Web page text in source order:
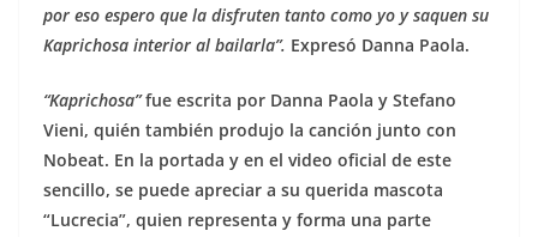
por eso espero que la disfruten tanto como yo y saquen su
Kaprichosa interior al bailarla”. Expresó Danna Paola.
“Kaprichosa”fue escrita por Danna Paola y Stefano
Vieni, quién también produjo la canción junto con
Nobeat. En la portada y en el video oficial de este
sencillo, se puede apreciar a su querida mascota
“Lucrecia”, quien representa y forma una parte